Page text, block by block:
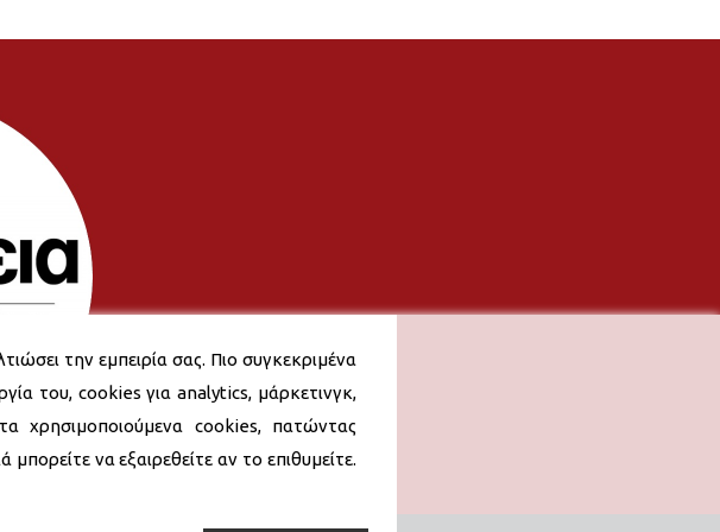
την εμπειρία σας. Πιο συγκεκριμένα
του, cookies για analytics, μάρκετινγκ,
χρησιμοποιούμενα cookies, πατώντας
να εξαιρεθείτε αν το επιθυμείτε.